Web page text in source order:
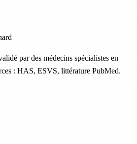
par des médecins spécialistes en
: HAS, ESVS, littérature PubMed.